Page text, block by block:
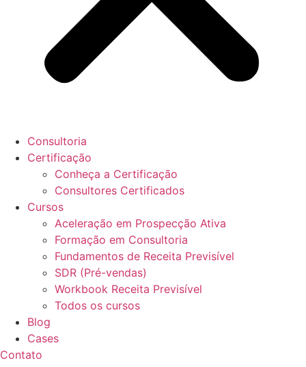
Consultoria
Certificação
Conheça a Certificação
Consultores Certificados
Cursos
Aceleração em Prospecção Ativa
Formação em Consultoria
Fundamentos de Receita Previsível
SDR (Pré-vendas)
Workbook Receita Previsível
Todos os cursos
Blog
Cases
Contato